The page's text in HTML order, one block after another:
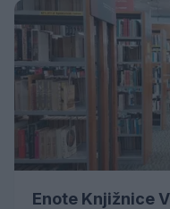
Enote Knjižnice